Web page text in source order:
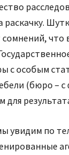
раскачку.
что
с особым
(бюро – с
для
увидим по